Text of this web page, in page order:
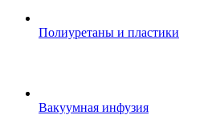
Полиуретаны и пластики
Вакуумная инфузия